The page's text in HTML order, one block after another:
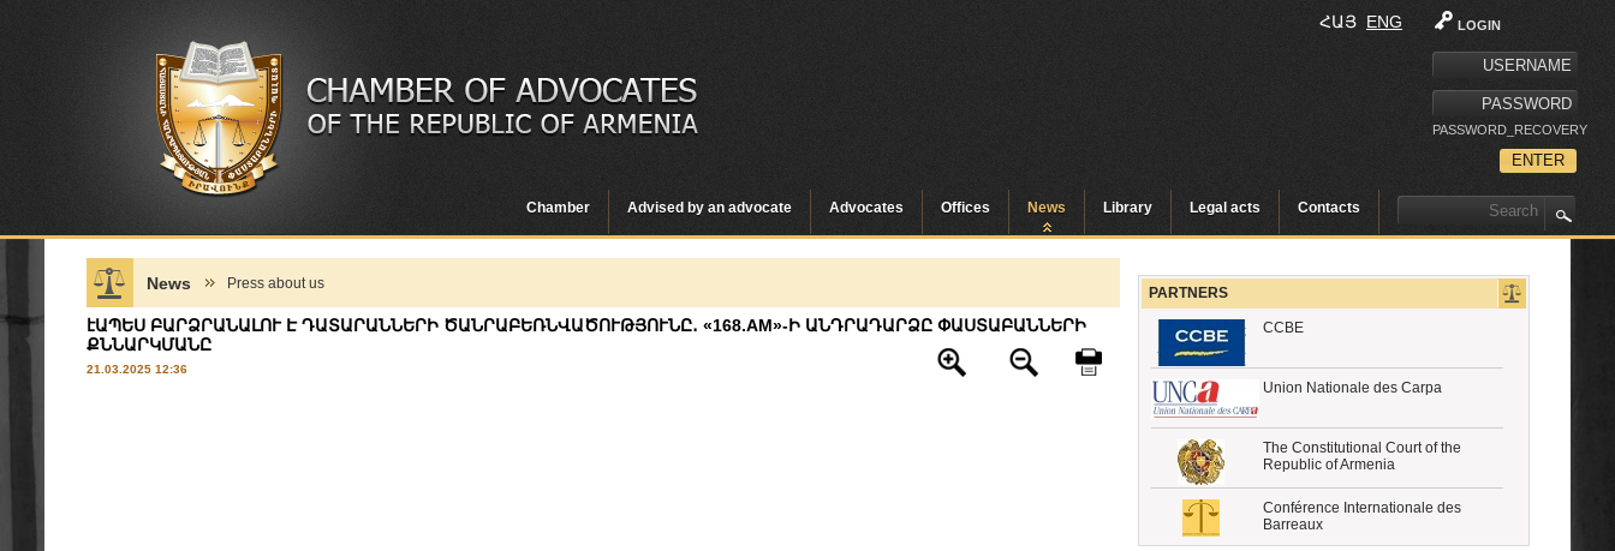
LOGIN
PASSWORD_RECOVERY
ՀԱՅ ENG
Chamber Advised by an advocate Advocates Offices News Library Legal acts Contacts
News Press about us
էԱՊԵՍ ԲԱՐՁՐԱՆԱԼՈՒ Է ԴԱՏԱՐԱՆՆԵՐԻ ԾԱՆՐԱԲԵՌՆՎԱԾՈՒԹՅՈՒՆԸ․ «168.AM»-Ի ԱՆԴՐԱԴԱՐՁԸ ՓԱՍՏԱԲԱՆՆԵՐԻ
ՔՆՆԱՐԿՄԱՆԸ
21.03.2025 12:36
PARTNERS
CCBE
Union Nationale des Carpa
The Constitutional Court of the
Republic of Armenia
Conférence Internationale des
Barreaux